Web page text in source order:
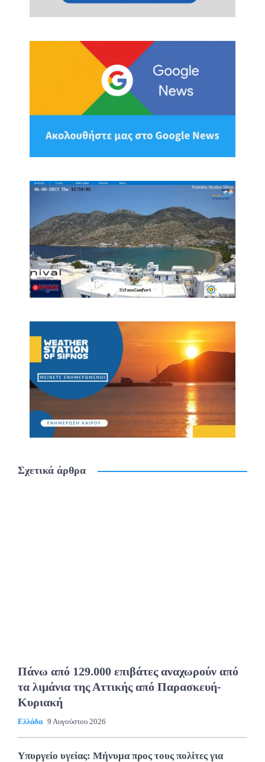
Σχετικά άρθρα
Πάνω από 129.000 επιβάτες αναχωρούν από
τα λιμάνια της Αττικής από Παρασκευή-
Κυριακή
Ελλάδα 9 Αυγούστου 2026
Υπυργείο υγείας: Μήνυμα προς τους πολίτες για